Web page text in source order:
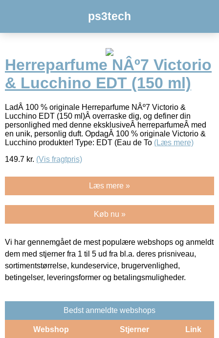
ps3tech
Herreparfume NÂº7 Victorio
& Lucchino EDT (150 ml)
LadÂ 100 % originale Herreparfume NÂº7 Victorio &
Lucchino EDT (150 ml)Â overraske dig, og definer din
personlighed med denne eksklusiveÂ herreparfumeÂ med
en unik, personlig duft. OpdagÂ 100 % originale Victorio &
Lucchino produkter! Type: EDT (Eau de To (Læs mere)
149.7 kr. (Vis fragtpris)
Læs mere »
Køb nu »
Vi har gennemgået de mest populære webshops og anmeldt
dem med stjerner fra 1 til 5 ud fra bl.a. deres prisniveau,
sortimentstørrelse, kundeservice, brugervenlighed,
betingelser, leveringsformer og betalingsmuligheder.
Bedst anmeldte webshops
Webshop Stjerner Link